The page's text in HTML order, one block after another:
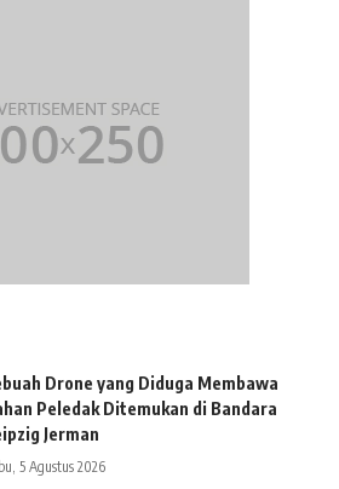
Drone yang Diduga Membawa
Peledak Ditemukan di Bandara
Jerman
5 Agustus 2026